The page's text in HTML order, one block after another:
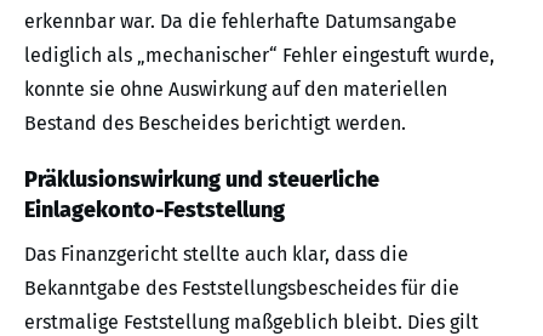
erkennbar war. Da die fehlerhafte Datumsangabe
lediglich als „mechanischer“ Fehler eingestuft wurde,
konnte sie ohne Auswirkung auf den materiellen
Bestand des Bescheides berichtigt werden.
Präklusionswirkung und steuerliche
Einlagekonto-Feststellung
Das Finanzgericht stellte auch klar, dass die
Bekanntgabe des Feststellungsbescheides für die
erstmalige Feststellung maßgeblich bleibt. Dies gilt